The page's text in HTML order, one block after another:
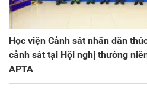
Học viện Cảnh sát nhân dân
cảnh sát tại Hội nghị thường
APTA